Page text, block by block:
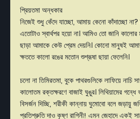
প্রিয়তমা অন্ধকার
নিজেই শুধু কেঁদে যাচ্ছো, আমায় কেনো কাঁদাচ্ছো
এতোটাও স্বার্থপর হয়ো না। আমিও তো জানি
ছাড়া আমাকে কেউ প্রেম দেয়নি। কোনো মানুষই আমার
ক্ষততে কালো রঙের মতোন শুশ্রূষা ছায়া ফেলেনি।
চলো না তিমিরতমা, বুকে পাথরগুলিকে লাফিয়ে নাচি
কালোতম রক্তক্ষরণে বাজাই ঘুঙুর। লিথিয়ামের
বিসর্জন দিচ্ছি, শরীকী কান্নায় ঘুমোবো বলে জড়ায়ু
প্রতিশ্রুতি দাও কৃষ্ণ রাগিনী! এমন জেহাদে একই